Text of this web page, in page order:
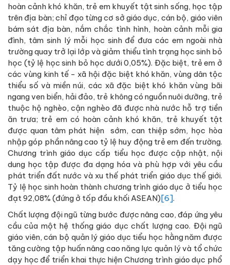
hoàn cảnh khó khăn, trẻ em khuyết tật sinh sống, học tập
trên địa bàn; chỉ đạo từng cơ sở giáo dục, cán bộ, giáo viên
bám sát địa bàn, nắm chắc tình hình, hoàn cảnh mỗi gia
đình, tâm sinh lý mỗi học sinh để đưa các em ngoài nhà
trường quay trở lại lớp và giảm thiểu tình trạng học sinh bỏ
học (tỷ lệ học sinh bỏ học dưới 0,05%). Đặc biệt, trẻ em ở
các vùng kinh tế - xã hội đặc biệt khó khăn, vùng dân tộc
thiểu số và miền núi, các xã đặc biệt khó khăn vùng bãi
ngang ven biển, hải đảo, trẻ không có nguồn nuôi dưỡng, trẻ
thuộc hộ nghèo, cận nghèo đã được nhà nước hỗ trợ tiền
ăn trưa; trẻ em có hoàn cảnh khó khăn, trẻ khuyết tật
được quan tâm phát hiện sớm, can thiệp sớm, học hòa
nhập góp phần nâng cao tỷ lệ huy động trẻ em đến trường.
Chương trình giáo dục cấp tiểu học được cập nhật, nội
dung học tập được đa dạng hóa và phù hợp với yêu cầu
phát triển đất nước và xu thế phát triển giáo dục thế giới.
Tỷ lệ học sinh hoàn thành chương trình giáo dục ở tiểu học
đạt 92,08% (đứng ở tốp đầu khối ASEAN)[6].
Chất lượng đội ngũ từng bước được nâng cao, đáp ứng yêu
cầu của một hệ thống giáo dục chất lượng cao. Đội ngũ
giáo viên, cán bộ quản lý giáo dục tiểu học hằng năm được
tăng cường tập huấn nâng cao năng lực quản lý và tổ chức
dạy học để triển khai thực hiện Chương trình giáo dục phổ